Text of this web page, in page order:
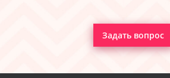
Задать вопрос